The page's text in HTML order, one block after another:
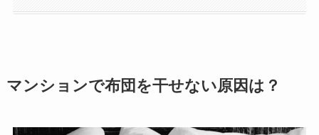
マンションで布団を干せない原因は？